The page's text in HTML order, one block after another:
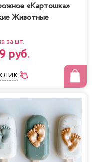
«Картошка»
Животные
за шт.
руб.